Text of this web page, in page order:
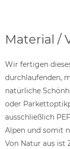
Material /
Wir fertigen
durchlaufenden,
natürliche
oder
ausschließlich
Alpen und somit
Von Natur aus ist